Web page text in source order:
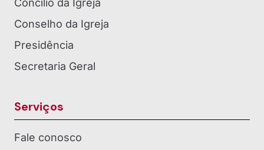
Concílio da Igreja
Conselho da Igreja
Presidência
Secretaria Geral
Serviços
Fale conosco